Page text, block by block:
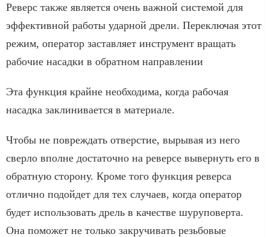
Реверс также является очень важной системой для
эффективной работы ударной дрели. Переключая этот
режим, оператор заставляет инструмент вращать
рабочие насадки в обратном направлении
Эта функция крайне необходима, когда рабочая
насадка заклинивается в материале.
Чтобы не повреждать отверстие, вырывая из него
сверло вполне достаточно на реверсе вывернуть его в
обратную сторону. Кроме того функция реверса
отлично подойдет для тех случаев, когда оператор
будет использовать дрель в качестве шуруповерта.
Она поможет не только закручивать резьбовые